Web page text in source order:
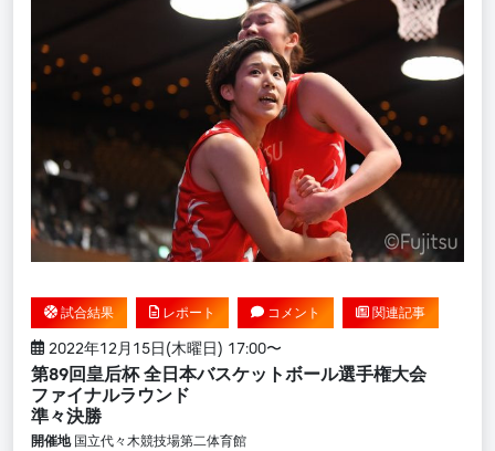
試合結果 レポート コメント 関連記事
2022年12月15日(木曜日) 17:00〜
第89回皇后杯 全日本バスケットボール選手権大会
ファイナルラウンド ​
準々決勝
開催地国立代々木競技場第二体育館